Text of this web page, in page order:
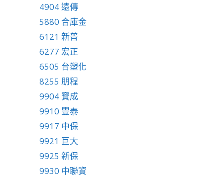
4904 遠傳
5880 合庫金
6121 新普
6277 宏正
6505 台塑化
8255 朋程
9904 寶成
9910 豐泰
9917 中保
9921 巨大
9925 新保
9930 中聯資